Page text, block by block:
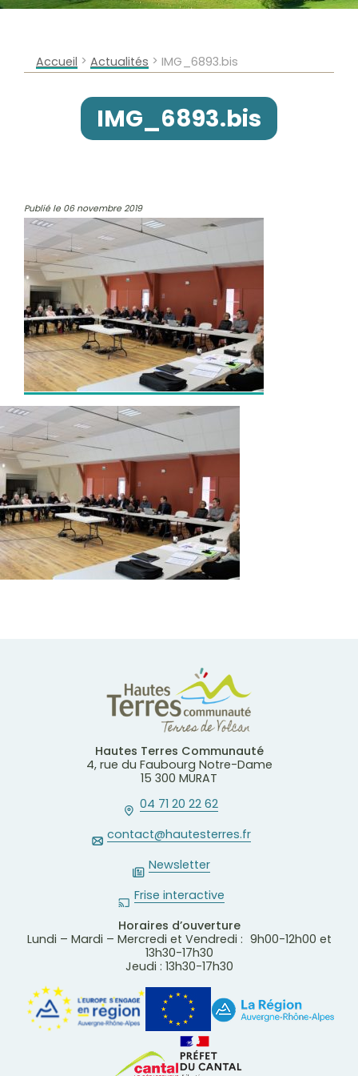
Accueil > Actualités > IMG_6893.bis
IMG_6893.bis
Publié le 06 novembre 2019
Hautes Terres Communauté
4, rue du Faubourg Notre-Dame
15 300 MURAT
04 71 20 22 62
contact@hautesterres.fr
Newsletter
Frise interactive
Horaires d’ouverture
Lundi – Mardi – Mercredi et Vendredi : 9h00-12h00 et
13h30-17h30
Jeudi : 13h30-17h30